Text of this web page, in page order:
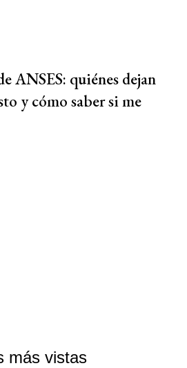
ANSES: quiénes dejan
y cómo saber si me
más vistas